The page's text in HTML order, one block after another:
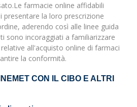
farmacie online affidabili
presentare la loro prescrizione
aderendo così alle linee guida
sono incoraggiati a familiarizzare
all'acquisto online di farmaci
la conformità.
CON IL CIBO E ALTRI